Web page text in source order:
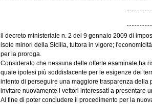
il decreto ministeriale n. 2 del 9 gennaio 2009 di
isole minori della Sicilia, tuttora in vigore;
per la proroga.
Considerato che nessuna delle offerte esaminate ha
quale ipotesi più soddisfacente per le esigenze dei
intento di perseguire una maggiore trasparenza
invitare nuovamente i vettori interessati a presentare
Al fine di poter concludere il procedimento per la